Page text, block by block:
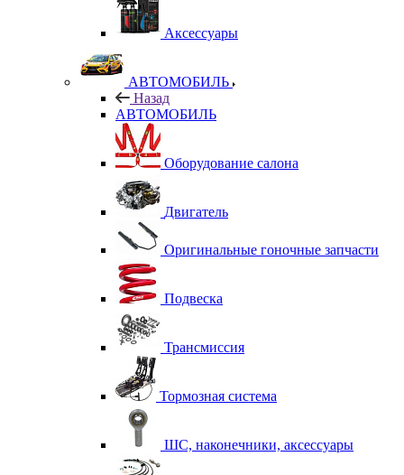
Аксессуары
АВТОМОБИЛЬ
Назад
АВТОМОБИЛЬ
Оборудование салона
Двигатель
Оригинальные гоночные запчасти
Подвеска
Трансмиссия
Тормозная система
ШС, наконечники, аксессуары